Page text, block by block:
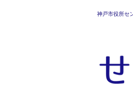
神戸市役所セ